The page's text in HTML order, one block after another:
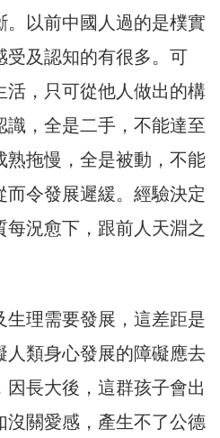
以前中國人過的是樸實
受及認知的有很多。可
活，只可從他人做出的構
識，全是二手，不能達至
熟拖慢，全是被動，不能
令發展遲緩。經驗決定
況愈下，跟前人天淵之
理需要發展，這差距是
人類身心發展的障礙應去
長大後，這群孩子會出
沒關愛感，產生不了公德